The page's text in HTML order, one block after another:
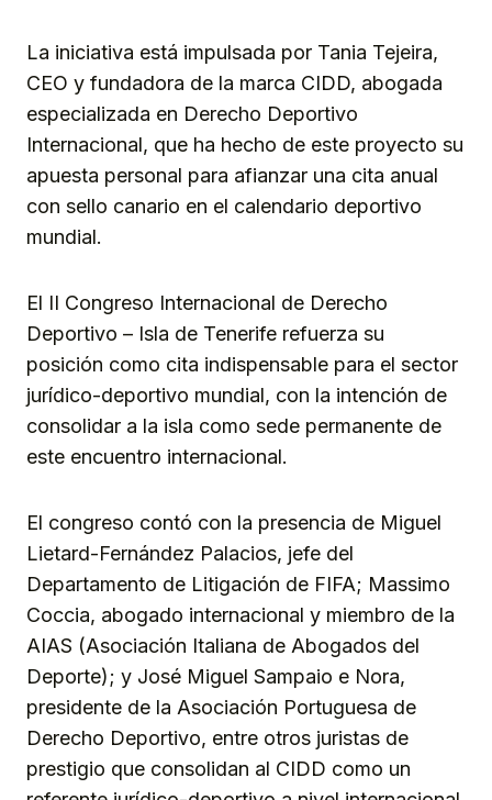
La iniciativa está impulsada por Tania Tejeira,
CEO y fundadora de la marca CIDD, abogada
especializada en Derecho Deportivo
Internacional, que ha hecho de este proyecto su
apuesta personal para afianzar una cita anual
con sello canario en el calendario deportivo
mundial.
El II Congreso Internacional de Derecho
Deportivo – Isla de Tenerife refuerza su
posición como cita indispensable para el sector
jurídico-deportivo mundial, con la intención de
consolidar a la isla como sede permanente de
este encuentro internacional.
El congreso contó con la presencia de Miguel
Lietard-Fernández Palacios, jefe del
Departamento de Litigación de FIFA; Massimo
Coccia, abogado internacional y miembro de la
AIAS (Asociación Italiana de Abogados del
Deporte); y José Miguel Sampaio e Nora,
presidente de la Asociación Portuguesa de
Derecho Deportivo, entre otros juristas de
prestigio que consolidan al CIDD como un